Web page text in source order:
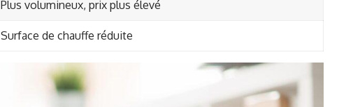
Plus volumineux, prix plus élevé
Surface de chauffe réduite